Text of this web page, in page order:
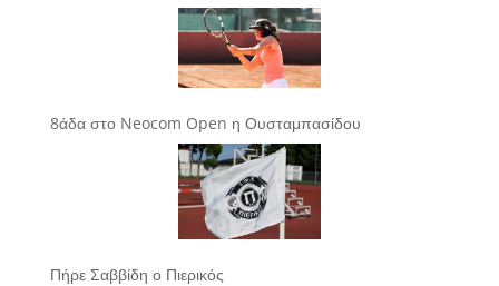
8άδα στο Neocom Open η Ουσταμπασίδου
Πήρε Σαββίδη ο Πιερικός